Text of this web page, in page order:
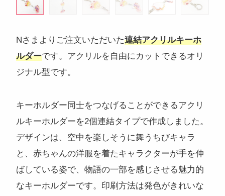
アクキー
キーホルダー アクリルスタンド
アクリルパネル
モーテルキー ライトバングルマスクケースパスケース
ペットボトルホルダー万年カレンダー
Nさまよりご注文いただいた連結アクリルキーホ
ルダーです。アクリルを自由にカットできるオリ
ジナル型です。
キーホルダー同士をつなげることができるアクリ
ルキーホルダーを2個連結タイプで作成しました。
デザインは、空中を楽しそうに舞うちびキャラ
と、赤ちゃんの洋服を着たキャラクターが手を伸
ばしている姿で、物語の一部を感じさせる魅力的
なキーホルダーです。印刷方法は発色がきれいな